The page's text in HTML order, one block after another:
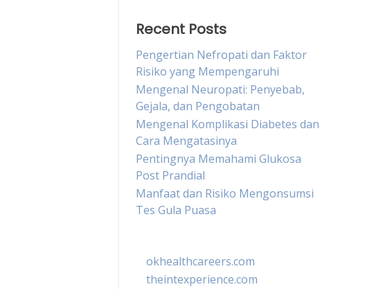
Recent Posts
Pengertian Nefropati dan Faktor
Risiko yang Mempengaruhi
Mengenal Neuropati: Penyebab,
Gejala, dan Pengobatan
Mengenal Komplikasi Diabetes dan
Cara Mengatasinya
Pentingnya Memahami Glukosa
Post Prandial
Manfaat dan Risiko Mengonsumsi
Tes Gula Puasa
okhealthcareers.com
theintexperience.com